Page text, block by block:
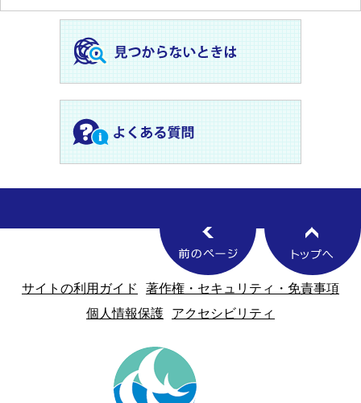
サイトの利用ガイド
著作権・セキュリティ・免責事項
個人情報保護
アクセシビリティ